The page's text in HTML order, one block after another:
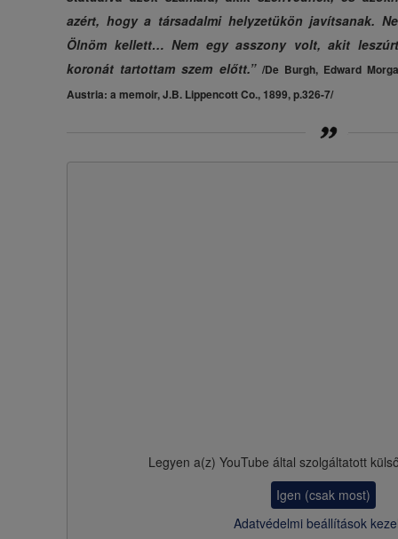
azért, hogy a társadalmi helyzetükön javítsanak.
Ölnöm kellett… Nem egy asszony volt, akit
koronát tartottam szem előtt.” /De Burgh, Edward
Austria: a memoir, J.B. Lippencott Co., 1899, p.326-7/
Legyen a(z) YouTube által szolgáltatott
Igen (csak most)
Adatvédelmi beállítások